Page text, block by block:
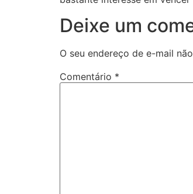
Deixe um
O seu endereço de e-mail
Comentário *